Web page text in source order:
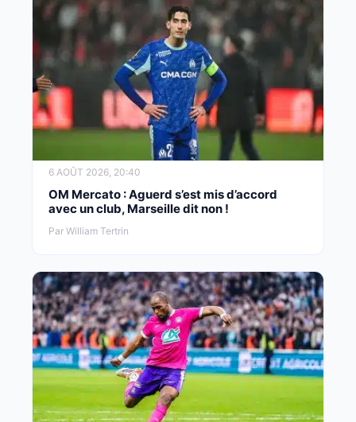
6 AOÛT 2026, 20:40
OM Mercato : Aguerd s’est mis d’accord
avec un club, Marseille dit non !
Par William Tertrin